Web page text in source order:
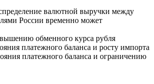
валютной выручки между
России временно может
обменного курса рубля
платежного баланса и росту импорта
платежного баланса и ограничению